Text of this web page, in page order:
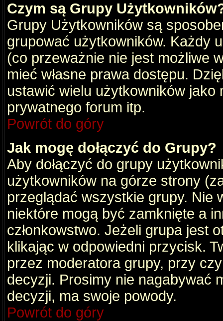
Czym są Grupy
Grupy Użytkowników są
grupować użytkowników. Każdy
(co przeważnie nie jest możliwe
mieć własne prawa dostępu.
ustawić wielu użytkowników
prywatnego forum itp.
Powrót do góry
Jak mogę dołączyć do Grupy?
Aby dołączyć do grupy
użytkowników na górze strony
przeglądać wszystkie grupy. Nie
niektóre mogą być zamknięte a
członkowstwo. Jeżeli grupa jest
klikając w odpowiedni przycisk.
przez moderatora grupy, przy
decyzji. Prosimy nie nagabywać
decyzji, ma swoje powody.
Powrót do góry